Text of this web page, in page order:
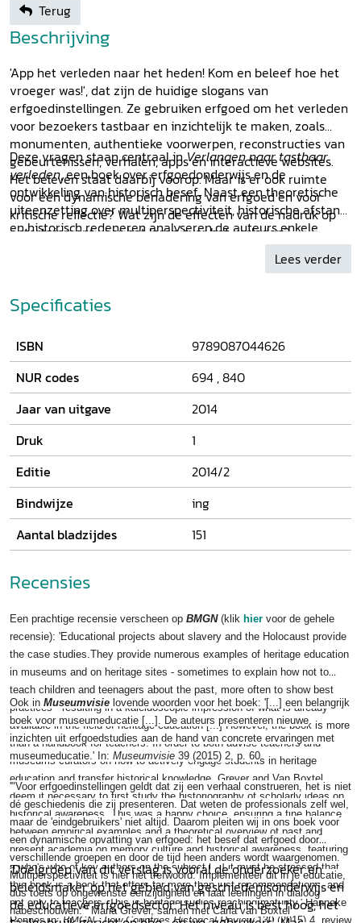
Terug
Beschrijving
'App het verleden naar het heden! Kom en beleef hoe het
vroeger was!', dat zijn de huidige slogans van
erfgoedinstellingen. Ze gebruiken erfgoed om het verleden
voor bezoekers tastbaar en inzichtelijk te maken, zoals
monumenten, authentieke voorwerpen, reconstructies van
gebeurtenissen, verhalen, apps en interactieve websites.
Het beleven staat daarbij voorop. Maar is er ook ruimte
voor een dynamische benadering van erfgoed en voor
kritische reflectie? Wat zijn de effecten van de nadruk op
entertainment voor het leren over het verleden?
Deze vragen staan centraal inVerlangen naar tastbaar
verleden, een boek over erfgoedonderwijs en de
ontwikkeling van historisch besef. Naast een theoretische
uiteenzetting over multiperspectiviteit, historische afstand
en historisch redeneren analyseren de auteurs enkele
onderwijsprojecten over het Nederlandse slavernijverleden
en de Tweede Wereldoorlog / Holocaust. Ze laten zien dat
besef te bevorderen als scholen en erfgoedinstellingen
nauw met elkaar samenwerken.
Lees verder
Specificaties
ISBN
9789087044626
NUR codes
694 ,840
Jaar van uitgave
2014
Druk
1
Editie
2014/2
Bindwijze
ing
Aantal bladzijdes
151
Recensies
Een prachtige recensie verscheen op BMGN (klik hier voor de gehele
recensie): 'Educational projects about slavery and the Holocaust provide
the case studies.They provide numerous examples of heritage education
in museums and on heritage sites - sometimes to explain how not to
teach children and teenagers about the past, more often to show best
practices - resulting in a kaleidoscopic impression of what is already
available in the field of heritage education [...] However, the book is more
than a handbook for teachers. In order to both advise teachers and
museums curators on how to actively engage students in heritage
education and transfer historical knowledge, Grever and Van Boxtel
deem it necessary to first study the historiography of scholarly ideas on
historical awareness. This was a happy choice, ensuring a fine balance
between empirical examples and a theoretical overview of past and
present academia on memory culture and historical awareness, featuring
a who's who of key authors on the subject [...] it must be stressed that
this book is a book that offers far more than just recommendations, and
not only to teachers. This is heritage sudies reaching maturity.' Hanneke
Ronnes in:BMGN - Low Countries Historical Review130 (2015) 4, review
Ook in Museumvisie lovende woorden voor het boek: '[...] een belangrijk
boek voor museumeducatie [...]. De auteurs presenteren nieuwe
inzichten uit erfgoedstudies aan de hand van concrete ervaringen met
museumeducatie.' In: Museumvisie 39 (2015) 2, p. 60
'"Voor erfgoedinstellingen geldt dat zij een verhaal construeren, het is niet
dé geschiedenis die zij presenteren. Dat weten de professionals zelf wel,
maar de 'eindgebruikers' niet altijd. Daarom pleiten wij in ons boek voor
een dynamische opvatting van erfgoed: het besef dat erfgoed door
verschillende groepen en door de tijd heen anders wordt waargenomen.
Multiperspectiviteit is hier het trefwoord. Implementeer dit in je educatie,
dus toets op ongewenste eenzijdigheid en laat leerlingen in dialoog
nabeschouwen."' Maria Grever, samen met Carla van Boxtel
'Doelgroep van dit verslag is vooral de onderzoeker en
beleidsmaker op het gebied van geschiedenisonderwijs en
de educatieve erfgoedsector. Het niveau is best hoog, het